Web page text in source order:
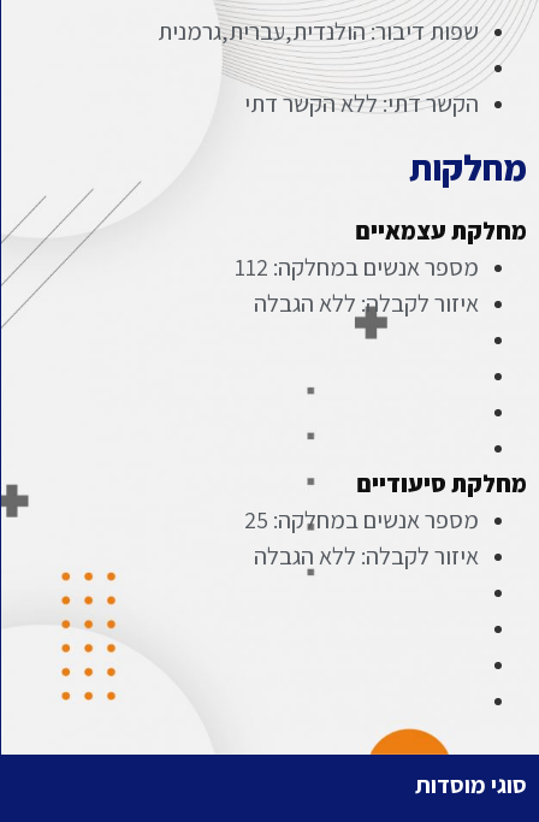
שפות דיבור: הולנדית,עברית,גרמנית
הקשר דתי: ללא הקשר דתי
מחלקות
מחלקת עצמאיים
מספר אנשים במחלקה: 112
איזור לקבלה: ללא הגבלה
מחלקת סיעודיים
מספר אנשים במחלקה: 25
איזור לקבלה: ללא הגבלה
סוגי מוסדות